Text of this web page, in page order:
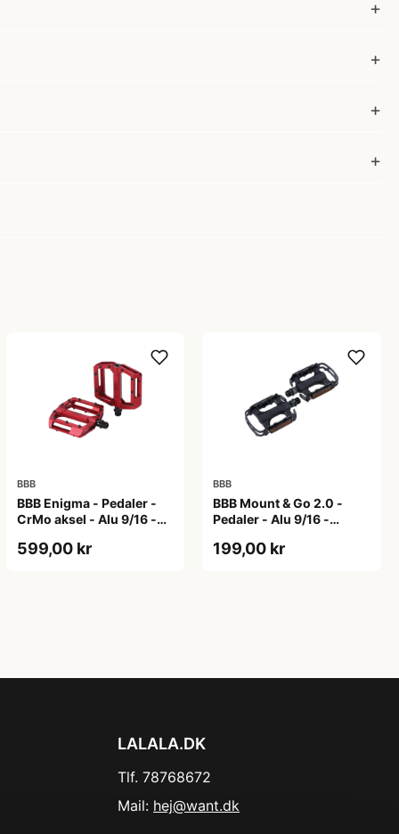
BBB
BBB Enigma - Pedaler -
CrMo aksel - Alu 9/16 -
599,00 kr
BBB
BBB Mount & Go 2.0 -
Pedaler - Alu 9/16 -
199,00 kr
LALALA.DK
Tlf. 78768672
Mail: hej@want.dk